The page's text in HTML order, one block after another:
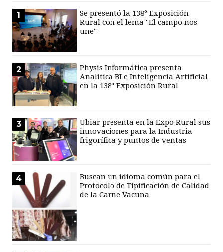
1
Se presentó la 138° Exposición
Rural con el lema "El campo nos
une"
2
Physis Informática presenta
Analítica BI e Inteligencia Artificial
en la 138ª Exposición Rural
3
Ubiar presenta en la Expo Rural sus
innovaciones para la Industria
frigorífica y puntos de ventas
4
Buscan un idioma común para el
Protocolo de Tipificación de Calidad
de la Carne Vacuna